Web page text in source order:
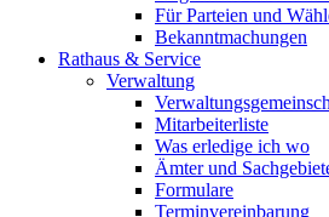
Für Parteien und
Bekanntmachungen
Rathaus & Service
Verwaltung
Mitarbeiterliste
Was erledige ich wo
Ämter und
Formulare
Terminvereinbarung